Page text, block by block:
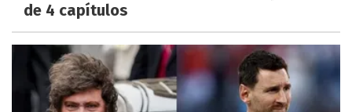
de 4 capítulos